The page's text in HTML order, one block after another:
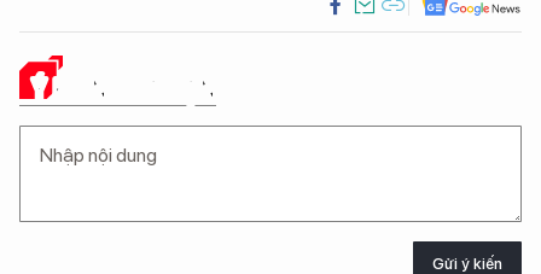
Ý KIẾN CỦA BẠN
Gửi ý kiến